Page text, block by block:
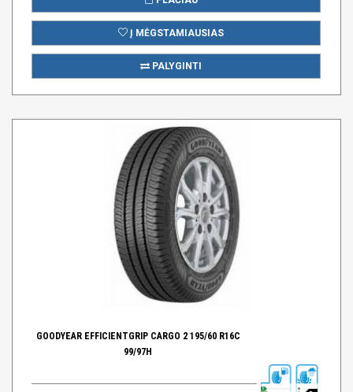
Į MĖGSTAMIAUSIAS
PALYGINTI
GOODYEAR EFFICIENTGRIP CARGO 2 195/60 R16C
99/97H